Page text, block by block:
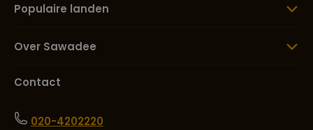
Populaire landen
Over Sawadee
Contact
020-4202220